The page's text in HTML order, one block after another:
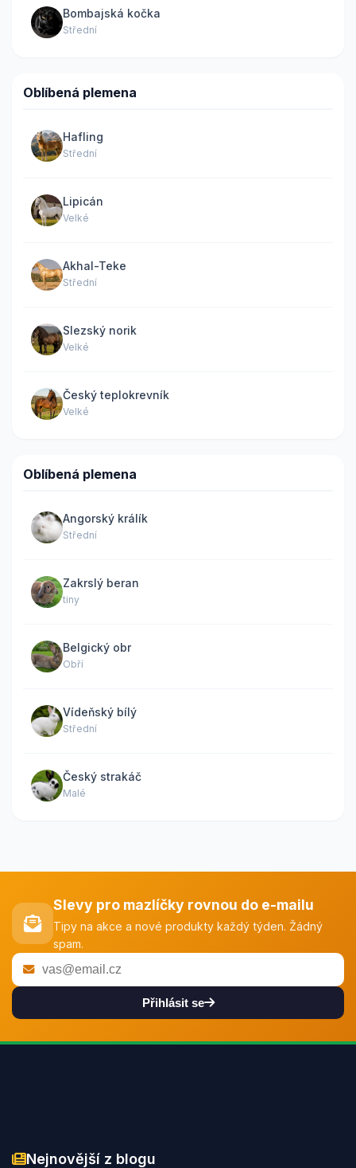
Bombajská kočka
Střední
Oblíbená plemena
Hafling
Střední
Lipicán
Velké
Akhal-Teke
Střední
Slezský norik
Velké
Český teplokrevník
Velké
Oblíbená plemena
Angorský králík
Střední
Zakrslý beran
tiny
Belgický obr
Obří
Vídeňský bílý
Střední
Český strakáč
Malé
Slevy pro mazlíčky rovnou do e-mailu
Tipy na akce a nové produkty každý týden. Žádný
spam.
Přihlásit se
Nejnovější z blogu